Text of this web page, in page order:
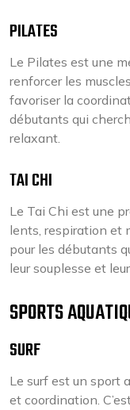
PILATES
Le Pilates est une
renforcer les
favoriser la
débutants qui
relaxant.
TAI CHI
Le Tai Chi est une
lents, respiration et
pour les débutants
leur souplesse et
SPORTS
SURF
Le surf est un sport
et coordination.